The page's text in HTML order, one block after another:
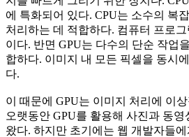
에 특화되어 있다. CPU는 소수의 복
처리하는 데 적합하다. 컴퓨터 프로
이다. 반면 GPU는 다수의 단순 작업
합하다. 이미지 내 모든 픽셀을 동시
다.
이 때문에 GPU는 이미지 처리에 이
오랫동안 GPU를 활용해 사진과 동
왔다. 하지만 초기에는 웹 개발자들